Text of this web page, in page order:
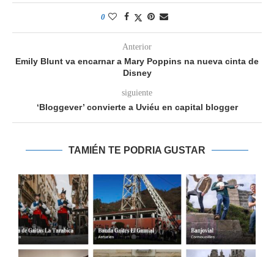
0
Anterior
Emily Blunt va encarnar a Mary Poppins na nueva cinta de
Disney
siguiente
‘Bloggever’ convierte a Uviéu en capital blogger
TAMIÉN TE PODRIA GUSTAR